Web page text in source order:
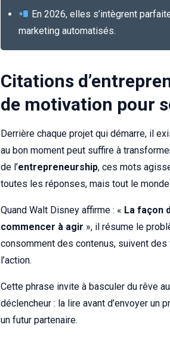
En 2026, elles s’intègrent
marketing automatisés.
Citations
de motivation pour
Derrière chaque projet qui démarre, il
au bon moment peut suffire à
de l’entrepreneurship, ces mots
toutes les réponses, mais tout le monde
Quand Walt Disney affirme : « La façon
commencer à agir », il résume le
consomment des contenus, suivent
l’action.
Cette phrase invite à basculer du rêve
déclencheur : la lire avant d’envoyer
un futur partenaire.